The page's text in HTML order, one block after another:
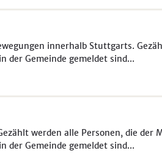
innerhalb Stuttgarts.
der Gemeinde gemeldet sind...
werden alle Personen, die
der Gemeinde gemeldet sind...